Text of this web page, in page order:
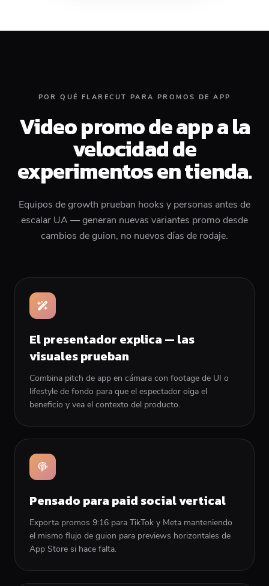
POR QUÉ FLARECUT PARA PROMOS DE APP
Video promo de app a la
velocidad de
experimentos en tienda.
Equipos de growth prueban hooks y personas antes de
escalar UA — generan nuevas variantes promo desde
cambios de guion, no nuevos días de rodaje.
El presentador explica — las
visuales prueban
Combina pitch de app en cámara con footage de UI o
lifestyle de fondo para que el espectador oiga el
beneficio y vea el contexto del producto.
Pensado para paid social vertical
Exporta promos 9:16 para TikTok y Meta manteniendo
el mismo flujo de guion para previews horizontales de
App Store si hace falta.